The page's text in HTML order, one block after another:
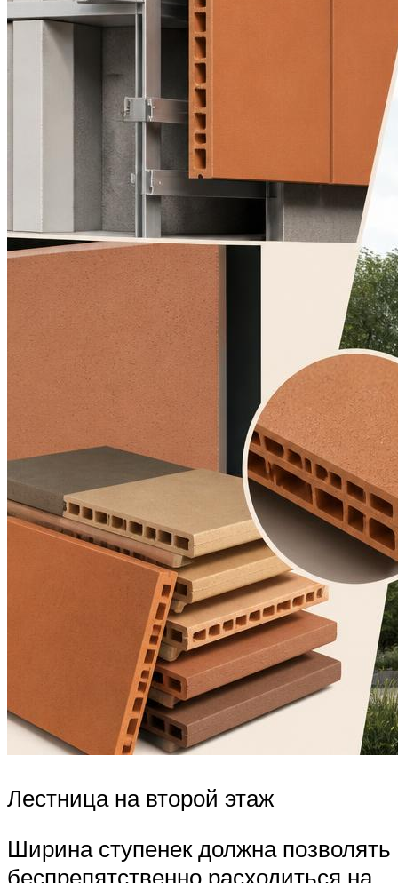
Лестница на второй этаж
Ширина ступенек должна позволять
беспрепятственно расходиться на